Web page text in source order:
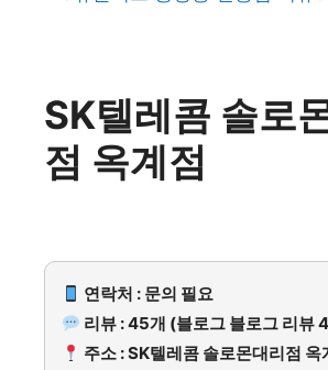
SK텔레콤 솔로
점 옥계점
연락처 : 문의 필요
리뷰 : 45개 (블로그 블로그 리뷰
주소 : SK텔레콤 솔로몬대리점 옥